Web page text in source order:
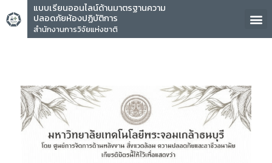
แบบเรียนออนไลน์ด้านมาตรฐานความ
ปลอดภัยห้องปฏิบัติการ
สำนักงานการวิจัยแห่งชาติ